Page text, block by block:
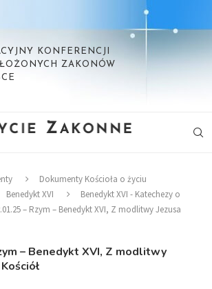
KONFERENCJI
ZAKONÓW
Dokumenty Kościoła o życiu
Benedykt XVI
Benedykt XVI - Katechezy o
– Rzym – Benedykt XVI, Z modlitwy Jezusa
– Benedykt XVI, Z modlitwy